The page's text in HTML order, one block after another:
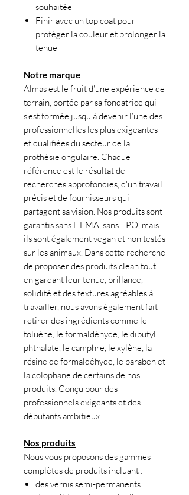
souhaitée
Finir avec un top coat pour
protéger la couleur et prolonger la
tenue
Notre marque
Almas est le fruit d'une expérience de
terrain, portée par sa fondatrice qui
s'est formée jusqu'à devenir l'une des
professionnelles les plus exigeantes
et qualifiées du secteur de la
prothésie ongulaire. Chaque
référence est le résultat de
recherches approfondies, d'un travail
précis et de fournisseurs qui
partagent sa vision. Nos produits sont
garantis sans HEMA, sans TPO, mais
ils sont également vegan et non testés
sur les animaux. Dans cette recherche
de proposer des produits clean tout
en gardant leur tenue, brillance,
solidité et des textures agréables à
travailler, nous avons également fait
retirer des ingrédients comme le
toluène, le formaldéhyde, le dibutyl
phthalate, le camphre, le xylène, la
résine de formaldéhyde, le paraben et
la colophane de certains de nos
produits. Conçu pour des
professionnels exigeants et des
débutants ambitieux.
Nos produits
Nous vous proposons des gammes
complètes de produits incluant :
des vernis semi-permanents